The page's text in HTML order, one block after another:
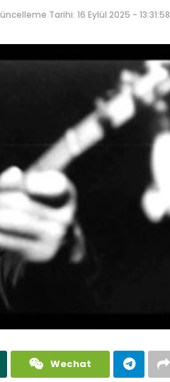
Tarihi: 16 Eylül 2025 - 13:31:58
Wechat